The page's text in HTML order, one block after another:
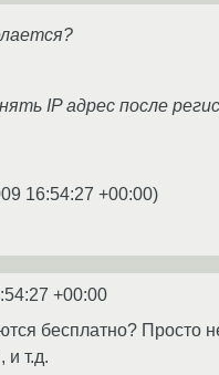
IP адрес после
16:54:27 +00:00)
+00:00
бесплатно? Просто
и т.д.